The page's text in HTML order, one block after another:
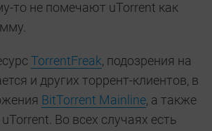
то не помечают uTorrent как
TorrentFreak, подозрения на
и других торрент-клиентов, в
BitTorrent Mainline, а также
Во всех случаях есть